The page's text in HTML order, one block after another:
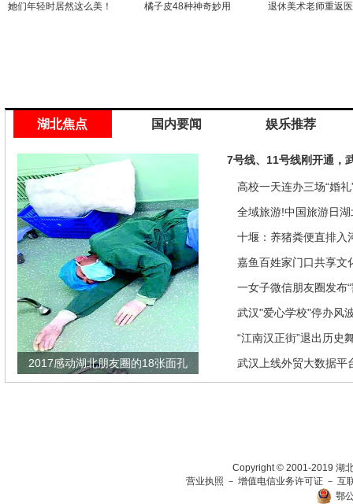
她们年轻时居然这么美！ 橘子皮48种神奇妙用 退休美术老师重返
湖北焦点 国内要闻 娱乐推荐
2017感动湖北朋友圈的18张面孔
7号线、11号线刚开通，
高校一天连办三场“婚
来是因为…
全域旅游!中国旅游日
推优惠政策
十堰：养猪粪便直排入
偿40余万元
嘉鱼百姓家门口共享文
馆讲座家里看
一女子微信朋友圈发布
发现竟是闹剧
武汉"爱心学校"停办风
“江南汉正街”退出历史
武汉上线外贸大数据平
Copyright © 2001-2019 湖
营业执照 － 增值电信业务许可证 － 互
鄂